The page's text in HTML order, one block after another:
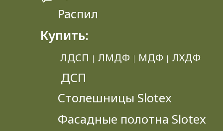
Распил
Купить:
ЛДСП | ЛМДФ | МДФ | ЛХДФ
ДСП
Столешницы Slotex
Фасадные полотна Slotex